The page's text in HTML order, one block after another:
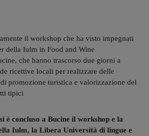
il workshop che ha visto impegnati
della Iulm in Food and Wine
che hanno trascorso due giorni a
ricettive locali per realizzare delle
promozione turistica e valorizzazione del
tipici
è concluso a Bucine il workshop e la
Iulm, la Libera Università di lingue e